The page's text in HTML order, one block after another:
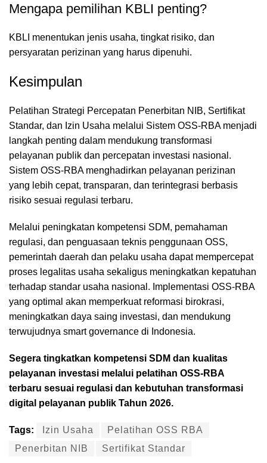
Mengapa pemilihan KBLI penting?
KBLI menentukan jenis usaha, tingkat risiko, dan
persyaratan perizinan yang harus dipenuhi.
Kesimpulan
Pelatihan Strategi Percepatan Penerbitan NIB, Sertifikat
Standar, dan Izin Usaha melalui Sistem OSS-RBA menjadi
langkah penting dalam mendukung transformasi
pelayanan publik dan percepatan investasi nasional.
Sistem OSS-RBA menghadirkan pelayanan perizinan
yang lebih cepat, transparan, dan terintegrasi berbasis
risiko sesuai regulasi terbaru.
Melalui peningkatan kompetensi SDM, pemahaman
regulasi, dan penguasaan teknis penggunaan OSS,
pemerintah daerah dan pelaku usaha dapat mempercepat
proses legalitas usaha sekaligus meningkatkan kepatuhan
terhadap standar usaha nasional. Implementasi OSS-RBA
yang optimal akan memperkuat reformasi birokrasi,
meningkatkan daya saing investasi, dan mendukung
terwujudnya smart governance di Indonesia.
Segera tingkatkan kompetensi SDM dan kualitas
pelayanan investasi melalui pelatihan OSS-RBA
terbaru sesuai regulasi dan kebutuhan transformasi
digital pelayanan publik Tahun 2026.
Tags: Izin Usaha
Pelatihan OSS RBA
Penerbitan NIB
Sertifikat Standar